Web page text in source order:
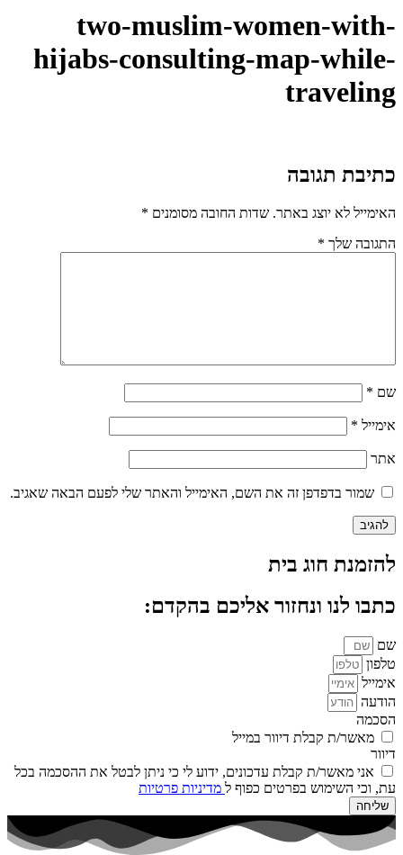
two-muslim-women-with-
hijabs-consulting-map-while-
traveling
כתיבת תגובה
האימייל לא יוצג באתר. שדות החובה מסומנים *
התגובה שלך *
שם *
אימייל *
אתר
שמור בדפדפן זה את השם, האימייל והאתר שלי לפעם הבאה שאגיב.
להזמנת חוג בית
כתבו לנו ונחזור אליכם בהקדם:
שם
טלפון
אימייל
הודעה
הסכמה
מאשר/ת קבלת דיוור במייל
דיוור
אני מאשר/ת קבלת עדכונים, ידוע לי כי ניתן לבטל את ההסכמה בכל
עת, וכי השימוש בפרטים כפוף ל מדיניות פרטיות
שליחה